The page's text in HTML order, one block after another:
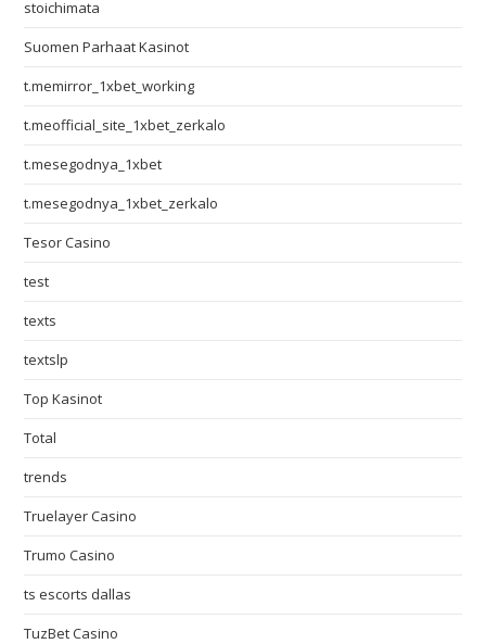
stoichimata
Suomen Parhaat Kasinot
t.memirror_1xbet_working
t.meofficial_site_1xbet_zerkalo
t.mesegodnya_1xbet
t.mesegodnya_1xbet_zerkalo
Tesor Casino
test
texts
textslp
Top Kasinot
Total
trends
Truelayer Casino
Trumo Casino
ts escorts dallas
TuzBet Casino